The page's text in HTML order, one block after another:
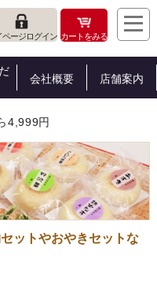
ページログイン カートをみる
会社概要 店舗案内
4,999円
ットやおやきセットな